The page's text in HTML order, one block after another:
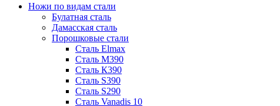
Ножи по видам стали
Булатная сталь
Дамасская сталь
Порошковые стали
Сталь Elmax
Сталь М390
Сталь К390
Сталь S390
Сталь S290
Сталь Vanadis 10